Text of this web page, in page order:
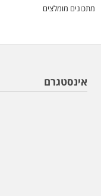
מתכונים מומלצים
אינסטגרם